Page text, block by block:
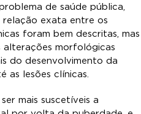
de saúde pública,
relação exata entre os
foram bem descritas, mas
alterações morfológicas
do desenvolvimento da
as lesões clínicas.
mais suscetíveis a